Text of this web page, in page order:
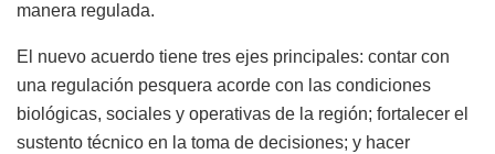
manera regulada.
El nuevo acuerdo tiene tres ejes principales: contar con
una regulación pesquera acorde con las condiciones
biológicas, sociales y operativas de la región; fortalecer el
sustento técnico en la toma de decisiones; y hacer